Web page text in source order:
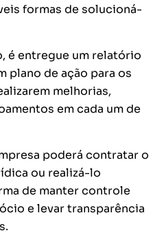
formas de solucioná-
é entregue um relatório
plano de ação para os
melhorias,
em cada um de
poderá contratar o
ou realizá-lo
de manter controle
e levar transparência